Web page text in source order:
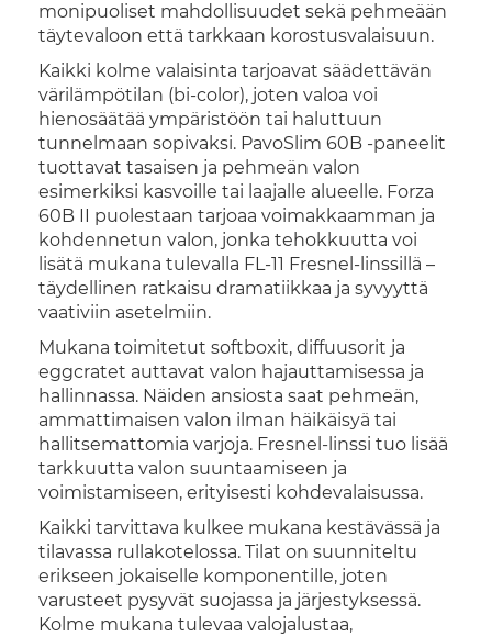
monipuoliset mahdollisuudet sekä pehmeään
täytevaloon että tarkkaan korostusvalaisuun.
Kaikki kolme valaisinta tarjoavat säädettävän
värilämpötilan (bi-color), joten valoa voi
hienosäätää ympäristöön tai haluttuun
tunnelmaan sopivaksi. PavoSlim 60B -paneelit
tuottavat tasaisen ja pehmeän valon
esimerkiksi kasvoille tai laajalle alueelle. Forza
60B II puolestaan tarjoaa voimakkaamman ja
kohdennetun valon, jonka tehokkuutta voi
lisätä mukana tulevalla FL-11 Fresnel-linssillä –
täydellinen ratkaisu dramatiikkaa ja syvyyttä
vaativiin asetelmiin.
Mukana toimitetut softboxit, diffuusorit ja
eggcratet auttavat valon hajauttamisessa ja
hallinnassa. Näiden ansiosta saat pehmeän,
ammattimaisen valon ilman häikäisyä tai
hallitsemattomia varjoja. Fresnel-linssi tuo lisää
tarkkuutta valon suuntaamiseen ja
voimistamiseen, erityisesti kohdevalaisussa.
Kaikki tarvittava kulkee mukana kestävässä ja
tilavassa rullakotelossa. Tilat on suunniteltu
erikseen jokaiselle komponentille, joten
varusteet pysyvät suojassa ja järjestyksessä.
Kolme mukana tulevaa valojalustaa,